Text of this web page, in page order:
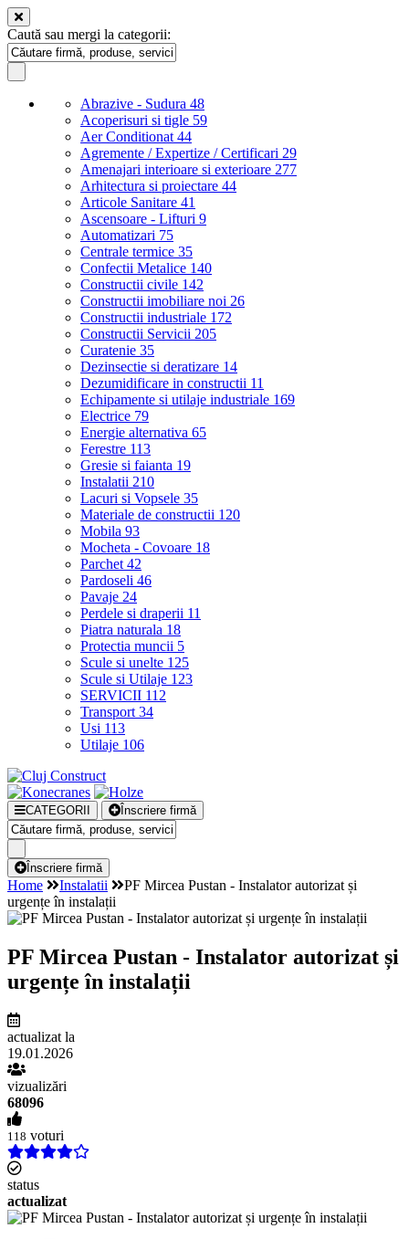
Caută sau mergi la categorii:
Abrazive - Sudura 48
Acoperisuri si tigle 59
Aer Conditionat 44
Agremente / Expertize / Certificari 29
Amenajari interioare si exterioare 277
Arhitectura si proiectare 44
Articole Sanitare 41
Ascensoare - Lifturi 9
Automatizari 75
Centrale termice 35
Confectii Metalice 140
Constructii civile 142
Constructii imobiliare noi 26
Constructii industriale 172
Constructii Servicii 205
Curatenie 35
Dezinsectie si deratizare 14
Dezumidificare in constructii 11
Echipamente si utilaje industriale 169
Electrice 79
Energie alternativa 65
Ferestre 113
Gresie si faianta 19
Instalatii 210
Lacuri si Vopsele 35
Materiale de constructii 120
Mobila 93
Mocheta - Covoare 18
Parchet 42
Pardoseli 46
Pavaje 24
Perdele si draperii 11
Piatra naturala 18
Protectia muncii 5
Scule si unelte 125
Scule si Utilaje 123
SERVICII 112
Transport 34
Usi 113
Utilaje 106
CATEGORII Înscriere firmă
Înscriere firmă
Home Instalatii
PF Mircea Pustan - Instalator autorizat și
urgențe în instalații
PF Mircea Pustan - Instalator autorizat și
urgențe în instalații
actualizat la
19.01.2026
vizualizări
68096
118 voturi
status
actualizat